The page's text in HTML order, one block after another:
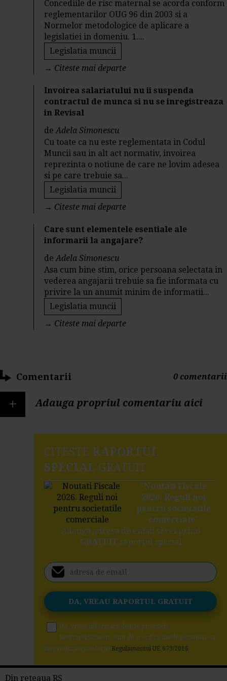
Concediile de risc maternal se acorda conform
reglementarilor OUG 96 din 2003 si a
Normelor metodologice de aplicare a
legislatiei in domeniu. 1....
Legislatia muncii
→ Citeste mai departe
Invoirea salariatului nu ii suspenda
contractul de munca si nu se inregistreaza
in Revisal
deAdela Simonescu
Cu toate ca nu este reglementata in Codul
Muncii sau in alt act normativ, invoirea
reprezinta o notiune de care ne lovim adesea
si pe care trebuie sa...
Legislatia muncii
→ Citeste mai departe
Care sunt elementele esentiale ale
informarii la angajare?
deAdela Simonescu
Asa cum bine stim, orice persoana selectata in
vederea angajarii trebuie sa fie informata cu
privire la un anumit minim de informatii...
Legislatia muncii
→ Citeste mai departe
Comentarii 0 comentarii
+ Adauga propriul comentariu aici
CITESTE RAPORTUL
SPECIAL GRATUIT
"Noutati Fiscale
2026. Reguli noi
pentru societatile
comerciale"
Adauga adresa de email si vei primi
GRATUITraportul special
Da, vreau informatii despre produsele
Rentrop&Straton. Sunt de acord ca datele personale sa
fie prelucrate conform Regulamentul UE 679/2016
Din reteaua RS